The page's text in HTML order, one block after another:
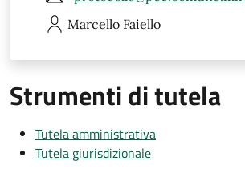
Marcello Faiello
Strumenti di tutela
Tutela amministrativa
Tutela giurisdizionale